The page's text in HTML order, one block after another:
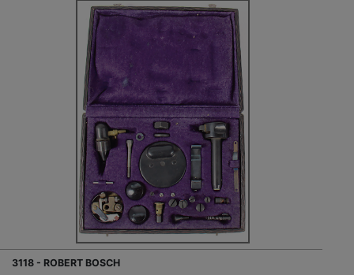
3118 - ROBERT BOSCH